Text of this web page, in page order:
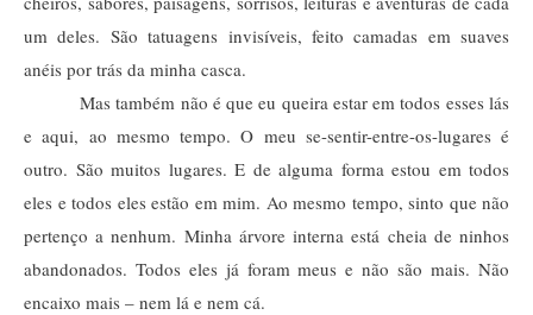
um deles. São tatuagens invisíveis, feito camadas em suaves
anéis por trás da minha casca.
Mas também não é que eu queira estar em todos esses lás
e aqui, ao mesmo tempo. O meu se-sentir-entre-os-lugares é
outro. São muitos lugares. E de alguma forma estou em todos
eles e todos eles estão em mim. Ao mesmo tempo, sinto que não
pertenço a nenhum. Minha árvore interna está cheia de ninhos
abandonados. Todos eles já foram meus e não são mais. Não
encaixo mais – nem lá e nem cá.